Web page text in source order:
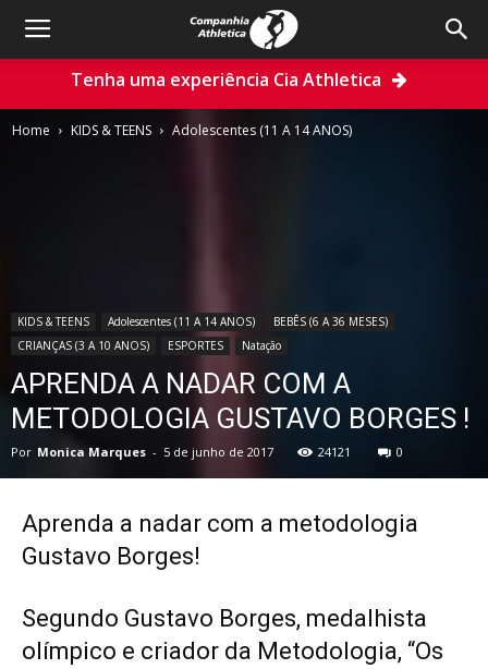
Tenha uma experiência Cia Athletica
Home KIDS & TEENS Adolescentes (11 A 14 ANOS)
KIDS & TEENS Adolescentes (11 A 14 ANOS)
BEBÊS (6 A 36 MESES)
CRIANÇAS (3 A 10 ANOS)
ESPORTES Natação
APRENDA A NADAR COM A
METODOLOGIA GUSTAVO BORGES !
Por Monica Marques - 5 de junho de 2017 24121 0
Aprenda a nadar com a metodologia
Gustavo Borges!
Segundo Gustavo Borges, medalhista
olímpico e criador da Metodologia, “Os